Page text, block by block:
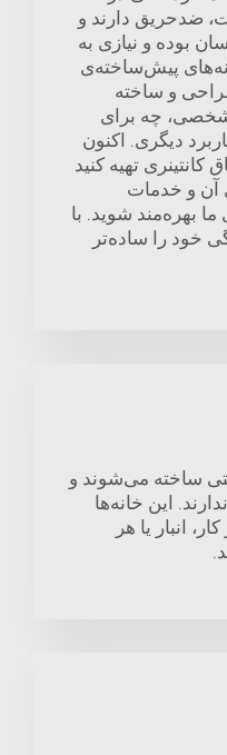
ضدحریق دارند و
بوده و نیازی به
پیش‌ساخته‌ی
و ساخته
چه برای
دیگری. اکنون
تهیه کنید
آن و خدمات
بهره‌مند شوید. با
خود را ساده‌تر
ساخته می‌شوند و
این خانه‌ها
انبار یا هر